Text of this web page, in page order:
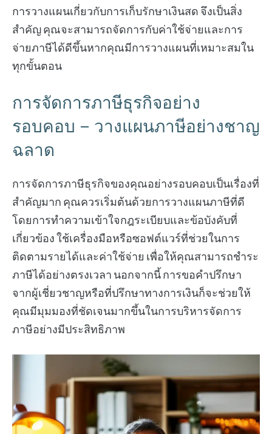
การวางแผนเกี่ยวกับการเก็บรักษาเงินสด จึงเป็นสิ่ง
สำคัญ คุณจะสามารถจัดการกับค่าใช้จ่ายและการ
จ่ายภาษีได้ดีขึ้นหากคุณมีการวางแผนที่เหมาะสมใน
ทุกขั้นตอน
การจัดการภาษีธุรกิจอย่าง
รอบคอบ – วางแผนภาษีอย่างชาญ
ฉลาด
การจัดการภาษีธุรกิจของคุณอย่างรอบคอบเป็นเรื่องที่
สำคัญมาก คุณควรเริ่มต้นด้วยการวางแผนภาษีที่ดี
โดยการทำความเข้าใจกฎระเบียบและข้อบังคับที่
เกี่ยวข้อง ใช้เครื่องมือหรือซอฟต์แวร์ที่ช่วยในการ
ติดตามรายได้และค่าใช้จ่าย เพื่อให้คุณสามารถชำระ
ภาษีได้อย่างตรงเวลา นอกจากนี้ การขอคำปรึกษา
จากผู้เชี่ยวชาญหรือที่ปรึกษาทางการเงินก็จะช่วยให้
คุณมีมุมมองที่ชัดเจนมากขึ้นในการบริหารจัดการ
ภาษีอย่างมีประสิทธิภาพ